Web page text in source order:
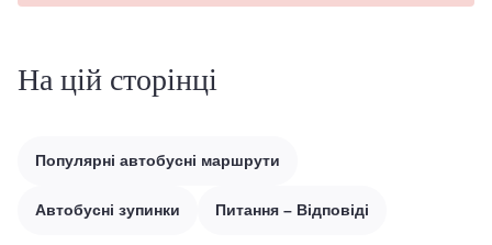
На цій сторінці
Популярні автобусні маршрути
Автобусні зупинки Питання – Відповіді